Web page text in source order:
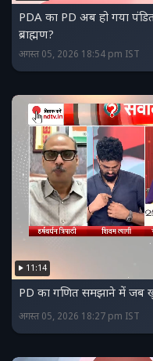
PDA का PD अब हो गया
ब्राह्मण?
अगस्त 05, 2026 18:54 pm IST
11:14
PD का गणित समझाने में जब
अगस्त 05, 2026 18:27 pm IST